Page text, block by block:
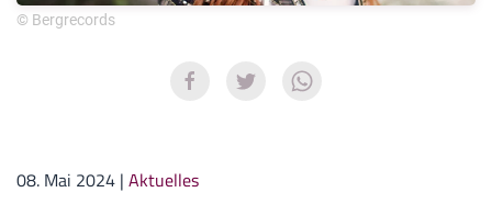
© Bergrecords
08. Mai 2024 | Aktuelles